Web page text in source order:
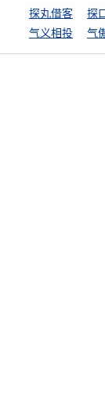
探丸借客 探
气义相投
气